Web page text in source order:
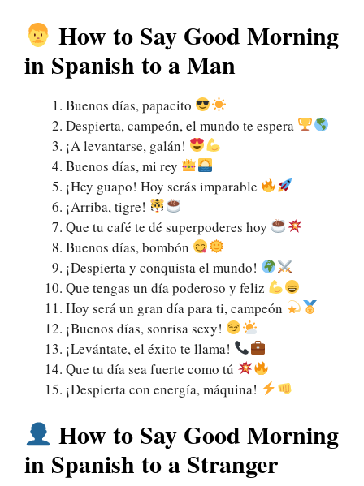
How to Say Good Morning
in Spanish to a Man
Buenos días, papacito
Despierta, campeón, el mundo te espera
¡A levantarse, galán!
Buenos días, mi rey
¡Hey guapo! Hoy serás imparable
¡Arriba, tigre!
Que tu café te dé superpoderes hoy
Buenos días, bombón
¡Despierta y conquista el mundo!
Que tengas un día poderoso y feliz
Hoy será un gran día para ti, campeón
¡Buenos días, sonrisa sexy!
¡Levántate, el éxito te llama!
Que tu día sea fuerte como tú
¡Despierta con energía, máquina!
How to Say Good Morning
in Spanish to a Stranger